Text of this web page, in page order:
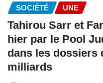
SOCIÉTÉ UNE
Tahirou Sarr et
hier par le Pool
dans les dossiers
milliards